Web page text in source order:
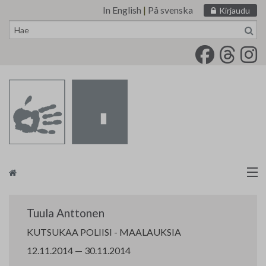
In English | På svenska Kirjaudu
sisältöön
Tarvikevälitys
Tuula Anttonen
KUTSUKAA POLIISI - MAALAUKSIA
12.11.2014 — 30.11.2014